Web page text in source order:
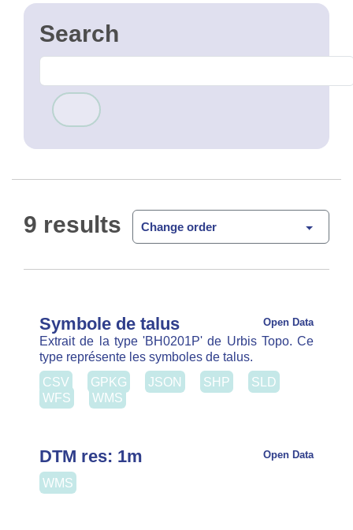
9 results
Extrait de la type 'BH0201P' de Urbis Topo. Ce
CSV
GPKG JSON SHP
WFS
WMS
WMS
Fix My Street Open Data
Fix My Street est une plateforme pour signaler
des incidents dans l’espace public bruxellois. Fix
CSV
WFS